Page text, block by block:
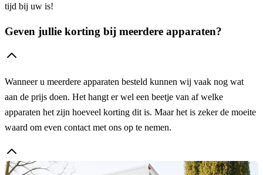
tijd bij uw is!
Geven jullie korting bij meerdere apparaten?
Wanneer u meerdere apparaten besteld kunnen wij vaak nog wat
aan de prijs doen. Het hangt er wel een beetje van af welke
apparaten het zijn hoeveel korting dit is. Maar het is zeker de moeite
waard om even contact met ons op te nemen.